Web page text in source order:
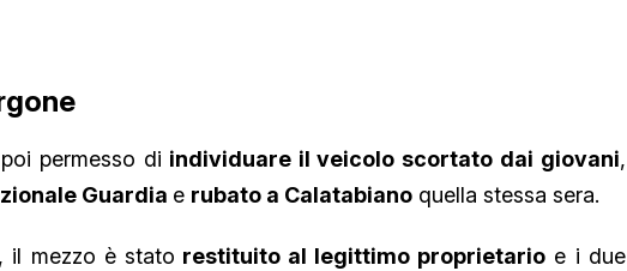
permesso di individuare il veicolo scortato dai giovani,
Guardia e rubato a Calatabiano quella stessa sera.
il mezzo è stato restituito al legittimo proprietario e i due